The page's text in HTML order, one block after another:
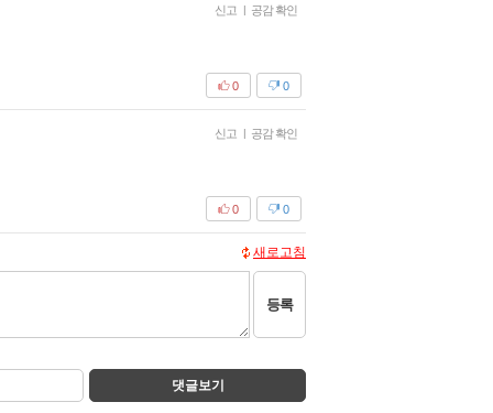
신고 | 공감 확인
0
0
신고 | 공감 확인
0
0
새로고침
등록
댓글보기